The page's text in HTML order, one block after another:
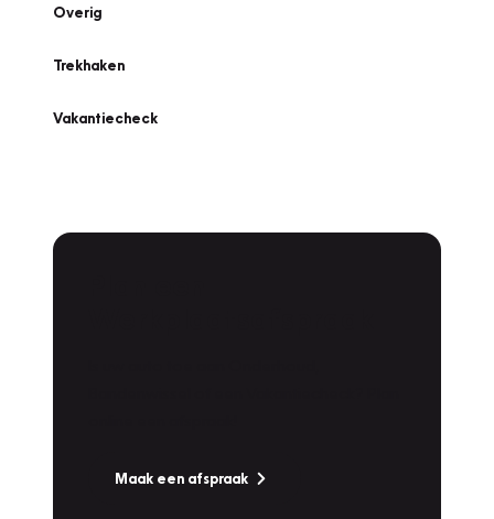
Overig
Trekhaken
Vakantiecheck
Maak een afspraak